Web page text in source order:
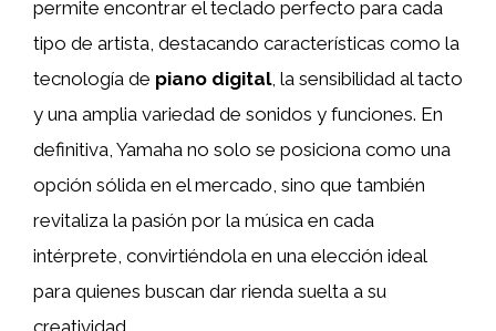
permite encontrar el teclado perfecto para cada
tipo de artista, destacando características como la
tecnología de piano digital, la sensibilidad al tacto
y una amplia variedad de sonidos y funciones. En
definitiva, Yamaha no solo se posiciona como una
opción sólida en el mercado, sino que también
revitaliza la pasión por la música en cada
intérprete, convirtiéndola en una elección ideal
para quienes buscan dar rienda suelta a su
creatividad.